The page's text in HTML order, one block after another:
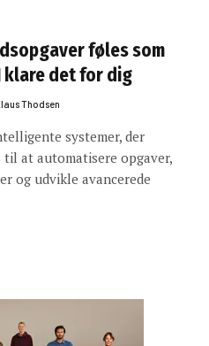
føles som
klare det for dig
Thodsen
systemer, der
at automatisere opgaver,
og udvikle avancerede